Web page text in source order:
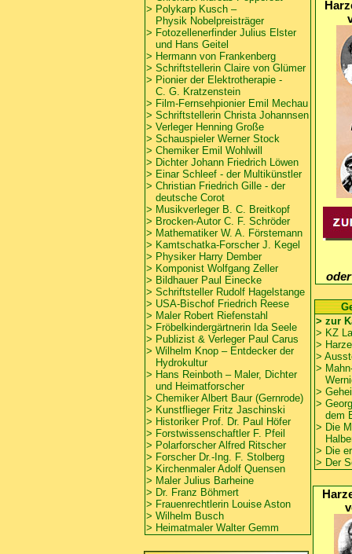
> Polykarp Kusch –
Physik Nobelpreisträger
> Fotozellenerfinder Julius Elster
und Hans Geitel
> Hermann von Frankenberg
> Schriftstellerin Claire von Glümer
> Pionier der Elektrotherapie -
C. G. Kratzenstein
> Film-Fernsehpionier Emil Mechau
> Schriftstellerin Christa Johannsen
> Verleger Henning Große
> Schauspieler Werner Stock
> Chemiker Emil Wohlwill
> Dichter Johann Friedrich Löwen
> Einar Schleef - der Multikünstler
> Christian Friedrich Gille - der
deutsche Corot
> Musikverleger B. C. Breitkopf
> Brocken-Autor C. F. Schröder
> Mathematiker W. A. Förstemann
> Kamtschatka-Forscher J. Kegel
> Physiker Harry Dember
> Komponist Wolfgang Zeller
> Bildhauer Paul Einecke
> Schriftsteller Rudolf Hagelstange
> USA-Bischof Friedrich Reese
> Maler Robert Riefenstahl
> Fröbelkindergärtnerin Ida Seele
> Publizist & Verleger Paul Carus
> Wilhelm Knop – Entdecker der
Hydrokultur
> Hans Reinboth – Maler, Dichter
und Heimatforscher
> Chemiker Albert Baur (Gernrode)
> Kunstflieger Fritz Jaschinski
> Historiker Prof. Dr. Paul Höfer
> Forstwissenschaftler F. Pfeil
> Polarforscher Alfred Ritscher
> Forscher Dr.-Ing. F. Stolberg
> Kirchenmaler Adolf Quensen
> Maler Julius Barheine
> Dr. Franz Böhmert
> Frauenrechtlerin Louise Aston
> Wilhelm Busch
> Heimatmaler Walter Gemm
> zur
> KZ
>
>
>
>
>
dem
> Die
> Die
> Der